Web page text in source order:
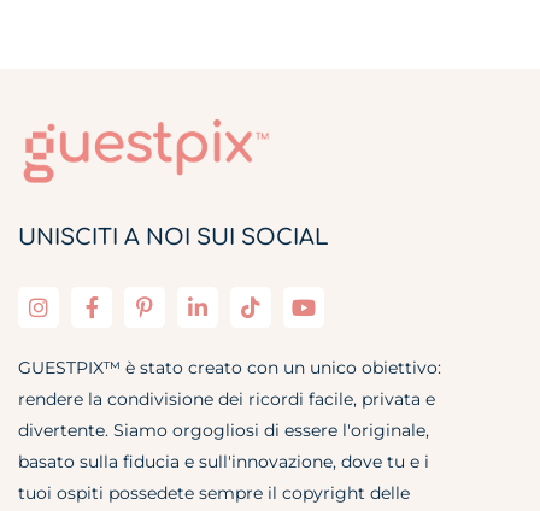
UNISCITI A NOI SUI SOCIAL
GUESTPIX™ è stato creato con un unico obiettivo:
rendere la condivisione dei ricordi facile, privata e
divertente. Siamo orgogliosi di essere l'originale,
basato sulla fiducia e sull'innovazione, dove tu e i
tuoi ospiti possedete sempre il copyright delle